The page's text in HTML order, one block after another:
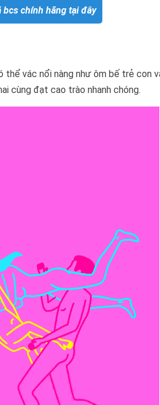
bcs chính hãng tại đây
vác nổi nàng như ôm bế trẻ con
cùng đạt cao trào nhanh chóng.